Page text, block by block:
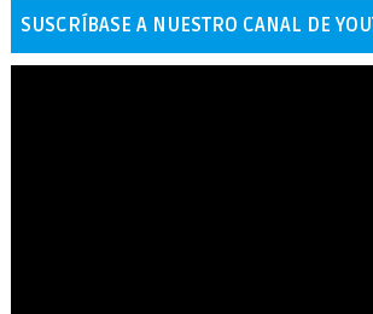
SUSCRÍBASE A NUESTRO CANAL DE